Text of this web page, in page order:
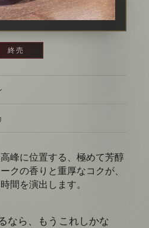
終売
峰に位置する、極めて芳醇
クの香りと重厚なコクが、
間を演出します。
なら、もうこれしかな